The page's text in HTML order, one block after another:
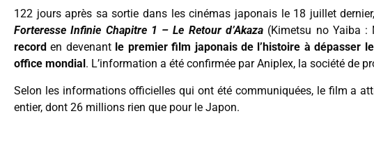
122 jours après sa sortie dans les cinémas japonais le 18 juillet dernier,
Forteresse Infinie Chapitre 1 – Le Retour d’Akaza(Kimetsu no Yaiba :
record en devenant le premier film japonais de l’histoire à dépasser
office mondial . L’information a été confirmée par Aniplex, la société de
Selon les informations officielles qui ont été communiquées, le film a
entier, dont 26 millions rien que pour le Japon.